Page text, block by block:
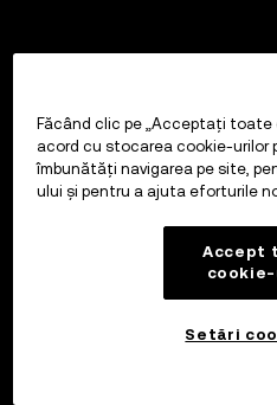
Făcând clic pe „Acceptați
acord cu stocarea cookie-urilor
îmbunătăți navigarea pe site,
ului și pentru a ajuta eforturile
Accept
Setări